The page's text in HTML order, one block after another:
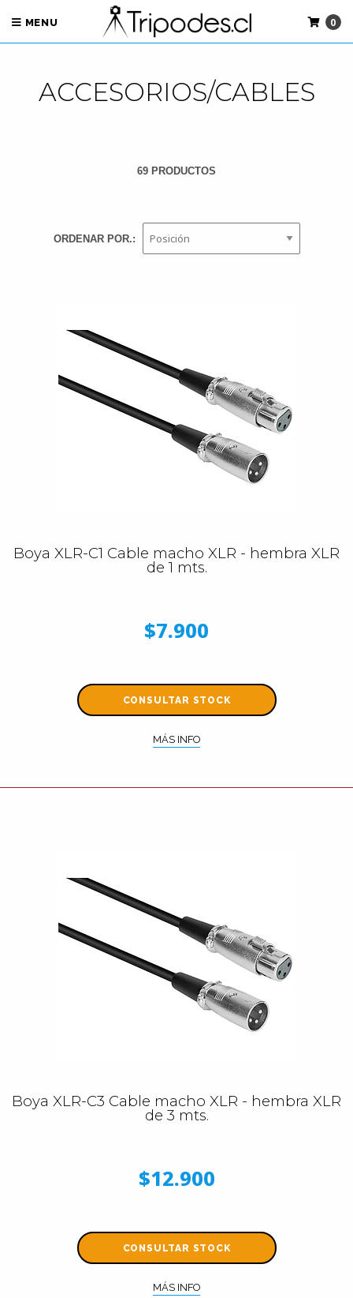
MENU 0
ACCESORIOS/CABLES
69 PRODUCTOS
ORDENAR POR.:
Boya XLR-C1 Cable macho XLR - hembra XLR
de 1 mts.
$7.900
CONSULTAR STOCK
MÁS INFO
Boya XLR-C3 Cable macho XLR - hembra XLR
de 3 mts.
$12.900
CONSULTAR STOCK
MÁS INFO